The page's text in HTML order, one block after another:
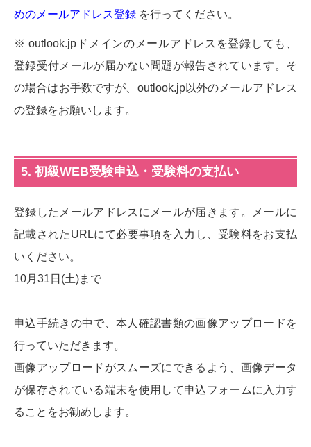
めのメールアドレス登録 を行ってください。
※ outlook.jpドメインのメールアドレスを登録しても、
登録受付メールが届かない問題が報告されています。そ
の場合はお手数ですが、outlook.jp以外のメールアドレス
の登録をお願いします。
5. 初級WEB受験申込・受験料の支払い
登録したメールアドレスにメールが届きます。メールに
記載されたURLにて必要事項を入力し、受験料をお支払
いください。
10月31日(土)まで
申込手続きの中で、本人確認書類の画像アップロードを
行っていただきます。
画像アップロードがスムーズにできるよう、画像データ
が保存されている端末を使用して申込フォームに入力す
ることをお勧めします。